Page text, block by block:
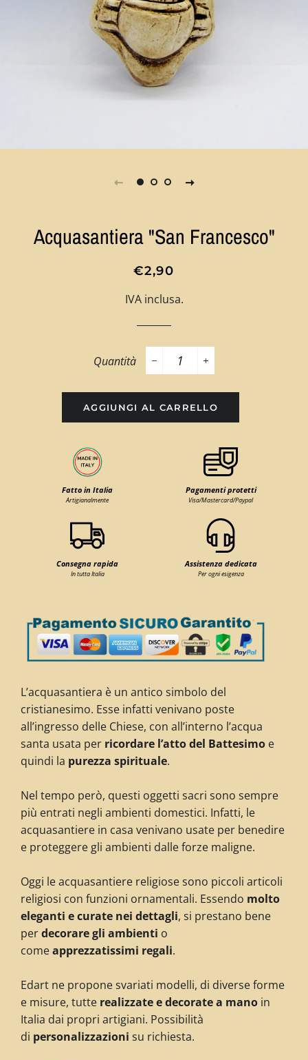
Acquasantiera "San Francesco"
Prezzo
listino
Prezzo
€2,90
IVA inclusa.
Quantità
−
+
AGGIUNGI AL CARRELLO
Fatto in Italia
Artigianalmente
Pagamenti protetti
Visa/Mastercard/Paypal
Consegna rapida
In tutta Italia
Assistenza dedicata
Per ogni esigenza
L’acquasantiera è un antico simbolo del
cristianesimo. Esse infatti venivano poste
all’ingresso delle Chiese, con all’interno l’acqua
santa usata per ricordare l’atto del Battesimo e
quindi la purezza spirituale.
Nel tempo però, questi oggetti sacri sono sempre
più entrati negli ambienti domestici. Infatti, le
acquasantiere in casa venivano usate per benedire
e proteggere gli ambienti dalle forze maligne.
Oggi le acquasantiere religiose sono piccoli articoli
religiosi con funzioni ornamentali. Essendo molto
eleganti e curate nei dettagli, si prestano bene
perdecorare gli ambienti o
comeapprezzatissimi regali.
Edart ne propone svariati modelli, di diverse forme
e misure, tutte realizzate e decorate a mano in
Italia dai propri artigiani. Possibilità
di personalizzazioni su richiesta.